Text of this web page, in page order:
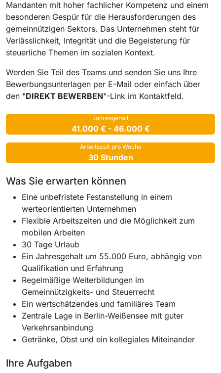
Mandanten mit hoher fachlicher Kompetenz und einem
besonderen Gespür für die Herausforderungen des
gemeinnützigen Sektors. Das Unternehmen steht für
Verlässlichkeit, Integrität und die Begeisterung für
steuerliche Themen im sozialen Kontext.
Werden Sie Teil des Teams und senden Sie uns Ihre
Bewerbungsunterlagen per E-Mail oder einfach über
den "DIREKT BEWERBEN"-Link im Kontaktfeld.
Jahresgehalt
41.000 € - 46.000 €
Arbeitszeit pro Woche
30 Stunden
Was Sie erwarten können
Eine unbefristete Festanstellung in einem
werteorientierten Unternehmen
Flexible Arbeitszeiten und die Möglichkeit zum
mobilen Arbeiten
30 Tage Urlaub
Ein Jahresgehalt um 55.000 Euro, abhängig von
Qualifikation und Erfahrung
Regelmäßige Weiterbildungen im
Gemeinnützigkeits- und Steuerrecht
Ein wertschätzendes und familiäres Team
Zentrale Lage in Berlin-Weißensee mit guter
Verkehrsanbindung
Getränke, Obst und ein kollegiales Miteinander
Ihre Aufgaben